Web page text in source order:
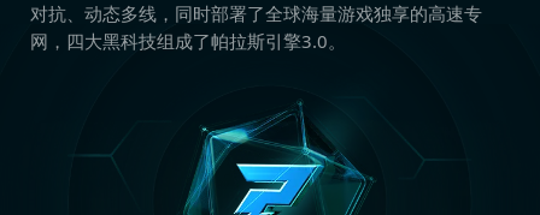
对抗、动态多线，同时部署了全球海量游戏独享的高速专
网，四大黑科技组成了帕拉斯引擎3.0。